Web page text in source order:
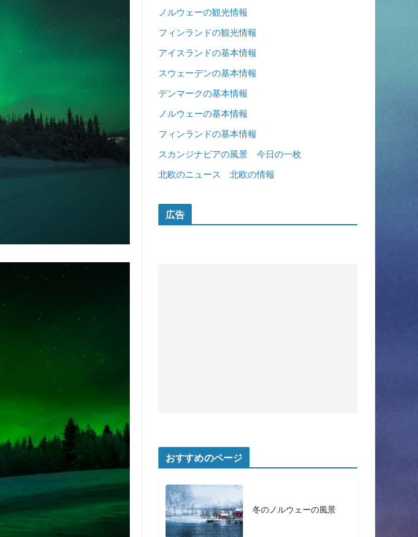
ノルウェーの観光情報
フィンランドの観光情報
アイスランドの基本情報
スウェーデンの基本情報
デンマークの基本情報
ノルウェーの基本情報
フィンランドの基本情報
スカンジナビアの風景 今日の一枚
北欧のニュース 北欧の情報
広告
おすすめのページ
冬のノルウェーの風景